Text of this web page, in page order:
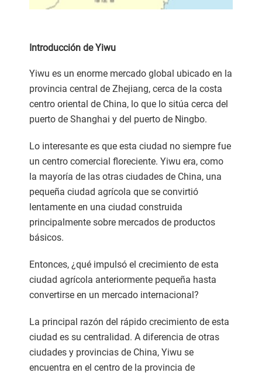
Introducción de Yiwu
Yiwu es un enorme mercado global ubicado en la
provincia central de Zhejiang, cerca de la costa
centro oriental de China, lo que lo sitúa cerca del
puerto de Shanghai y del puerto de Ningbo.
Lo interesante es que esta ciudad no siempre fue
un centro comercial floreciente. Yiwu era, como
la mayoría de las otras ciudades de China, una
pequeña ciudad agrícola que se convirtió
lentamente en una ciudad construida
principalmente sobre mercados de productos
básicos.
Entonces, ¿qué impulsó el crecimiento de esta
ciudad agrícola anteriormente pequeña hasta
convertirse en un mercado internacional?
La principal razón del rápido crecimiento de esta
ciudad es su centralidad. A diferencia de otras
ciudades y provincias de China, Yiwu se
encuentra en el centro de la provincia de